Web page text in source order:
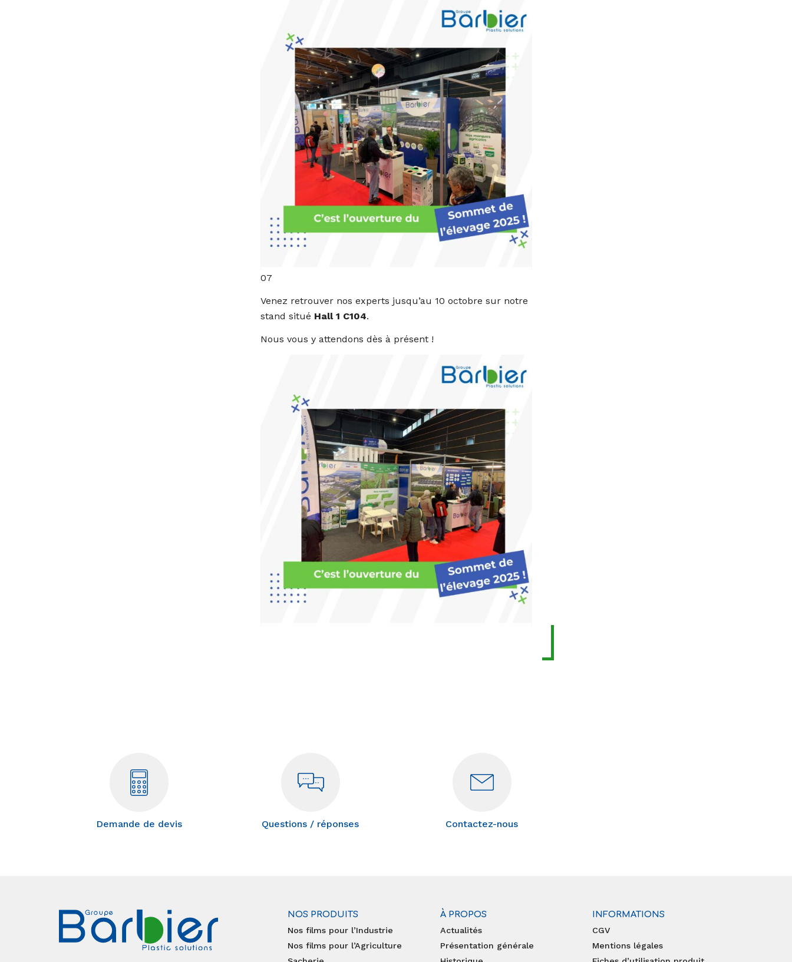
07
Venez retrouver nos experts jusqu’au 10 octobre sur notre
stand situé Hall 1 C104.
Nous vous y attendons dès à présent !
Demande de devis Questions / réponses Contactez-nous
NOS PRODUITS
Nos films pour l’Industrie
Nos films pour l’Agriculture
À PROPOS
Actualités
Présentation générale
INFORMATIONS
CGV
Mentions légales